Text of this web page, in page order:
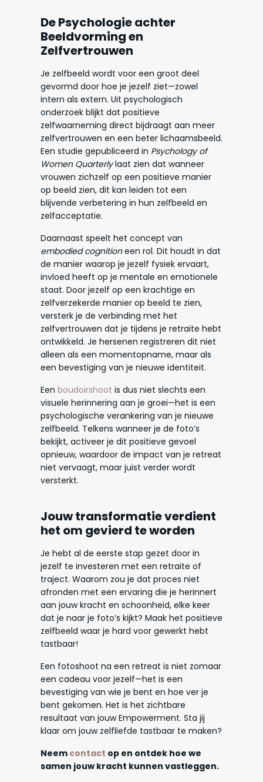
De Psychologie achter
Beeldvorming en
Zelfvertrouwen
Je zelfbeeld wordt voor een groot deel
gevormd door hoe je jezelf ziet—zowel
intern als extern. Uit psychologisch
onderzoek blijkt dat positieve
zelfwaarneming direct bijdraagt aan meer
zelfvertrouwen en een beter lichaamsbeeld.
Een studie gepubliceerd in Psychology of
Women Quarterlylaat zien dat wanneer
vrouwen zichzelf op een positieve manier
op beeld zien, dit kan leiden tot een
blijvende verbetering in hun zelfbeeld en
zelfacceptatie.
Daarnaast speelt het concept van
embodied cognitioneen rol. Dit houdt in dat
de manier waarop je jezelf fysiek ervaart,
invloed heeft op je mentale en emotionele
staat. Door jezelf op een krachtige en
zelfverzekerde manier op beeld te zien,
versterk je de verbinding met het
zelfvertrouwen dat je tijdens je retraite hebt
ontwikkeld. Je hersenen registreren dit niet
alleen als een momentopname, maar als
een bevestiging van je nieuwe identiteit.
Een boudoirshoot is dus niet slechts een
visuele herinnering aan je groei—het is een
psychologische verankering van je nieuwe
zelfbeeld. Telkens wanneer je de foto’s
bekijkt, activeer je dit positieve gevoel
opnieuw, waardoor de impact van je retreat
niet vervaagt, maar juist verder wordt
versterkt.
Jouw transformatie verdient
het om gevierd te worden
Je hebt al de eerste stap gezet door in
jezelf te investeren met een retraite of
traject. Waarom zou je dat proces niet
afronden met een ervaring die je herinnert
aan jouw kracht en schoonheid, elke keer
dat je naar je foto’s kijkt? Maak het positieve
zelfbeeld waar je hard voor gewerkt hebt
tastbaar!
Een fotoshoot na een retreat is niet zomaar
een cadeau voor jezelf—het is een
bevestiging van wie je bent en hoe ver je
bent gekomen. Het is het zichtbare
resultaat van jouw Empowerment. Sta jij
klaar om jouw zelfliefde tastbaar te maken?
Neem contact op en ontdek hoe we
samen jouw kracht kunnen vastleggen.